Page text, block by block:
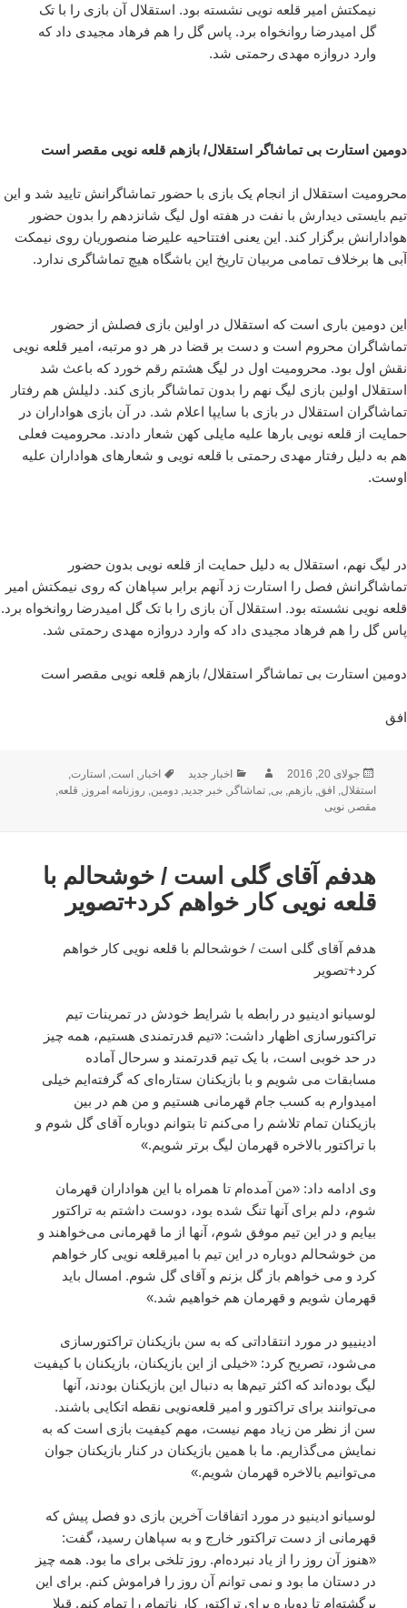
نیمکتش امیر قلعه نویی نشسته بود. استقلال آن بازی را با تک
گل امیدرضا روانخواه برد. پاس گل را هم فرهاد مجیدی داد که
وارد دروازه مهدی رحمتی شد.
دومین استارت بی تماشاگر استقلال/ بازهم قلعه نویی مقصر است
محرومیت استقلال از انجام یک بازی با حضور تماشاگرانش تایید شد و این
تیم بایستی دیدارش با نفت در هفته اول لیگ شانزدهم را بدون حضور
هوادارانش برگزار کند. این یعنی افتتاحیه علیرضا منصوریان روی نیمکت
آبی ها برخلاف تمامی مربیان تاریخ این باشگاه هیچ تماشاگری ندارد.
این دومین باری است که استقلال در اولین بازی فصلش از حضور
تماشاگران محروم است و دست بر قضا در هر دو مرتبه، امیر قلعه نویی
نقش اول بود. محرومیت اول در لیگ هشتم رقم خورد که باعث شد
استقلال اولین بازی لیگ نهم را بدون تماشاگر بازی کند. دلیلش هم رفتار
تماشاگران استقلال در بازی با سایپا اعلام شد. در آن بازی هواداران در
حمایت از قلعه نویی بارها علیه مایلی کهن شعار دادند. محرومیت فعلی
هم به دلیل رفتار مهدی رحمتی با قلعه نویی و شعارهای هواداران علیه
اوست.
در لیگ نهم، استقلال به دلیل حمایت از قلعه نویی بدون حضور
تماشاگرانش فصل را استارت زد آنهم برابر سپاهان که روی نیمکتش امیر
قلعه نویی نشسته بود. استقلال آن بازی را با تک گل امیدرضا روانخواه برد.
پاس گل را هم فرهاد مجیدی داد که وارد دروازه مهدی رحمتی شد.
دومین استارت بی تماشاگر استقلال/ بازهم قلعه نویی مقصر است
افق
ارسال
شده
در
جولای 20, 2016 نویسندهدسته‌ها
اخبار جدید برچسب‌ها
اخبار, است, استارت,
استقلال, افق,بازهم,بی,تماشاگر,خبر جدید,دومین, روزنامه امروز, قلعه,
مقصر,نویی
هدفم آقای گلی است / خوشحالم با
قلعه نویی کار خواهم کرد+تصویر
هدفم آقای گلی است / خوشحالم با قلعه نویی کار خواهم
کرد+تصویر
لوسیانو ادینیو در رابطه با شرایط خودش در تمرینات تیم
تراکتورسازی اظهار داشت: «تیم قدرتمندی هستیم، همه چیز
در حد خوبی است، با یک تیم قدرتمند و سرحال آماده
مسابقات می شویم و با بازیکنان ستاره‌ای که گرفته‌ایم خیلی
امیدوارم به کسب جام قهرمانی هستیم و من هم در بین
بازیکنان تمام تلاشم را می‌کنم تا بتوانم دوباره آقای گل شوم و
با تراکتور بالاخره قهرمان لیگ برتر شویم.»
وی ادامه داد: «من آمده‌ام تا همراه با این هواداران قهرمان
شوم، دلم برای آنها تنگ شده بود، دوست داشتم به تراکتور
بیایم و در این تیم موفق شوم، آنها از ما قهرمانی می‌خواهند و
من خوشحالم دوباره در این تیم با امیرقلعه نویی کار خواهم
کرد و می خواهم باز گل بزنم و آقای گل شوم. امسال باید
قهرمان شویم و قهرمان هم خواهیم شد.»
ادینییو در مورد انتقاداتی که به سن بازیکنان تراکتورسازی
می‌شود، تصریح کرد: «خیلی از این بازیکنان، بازیکنان با کیفیت
لیگ بوده‌اند که اکثر تیم‌ها به دنبال این بازیکنان بودند، آنها
می‌توانند برای تراکتور و امیر قلعه‌نویی نقطه اتکایی باشند.
سن از نظر من زیاد مهم نیست، مهم کیفیت بازی است که به
نمایش می‌گذاریم. ما با همین بازیکنان در کنار بازیکنان جوان
می‌توانیم بالاخره قهرمان شویم.»
لوسیانو ادینیو در مورد اتفاقات آخرین بازی دو فصل پیش که
قهرمانی از دست تراکتور خارج و به سپاهان رسید، گفت:
«هنوز آن روز را از یاد نبرده‌ام. روز تلخی برای ما بود. همه چیز
در دستان ما بود و نمی توانم آن روز را فراموش کنم. برای این
برگشته‌ام تا دوباره برای تراکتور کار ناتمام را تمام کنم. قبلا